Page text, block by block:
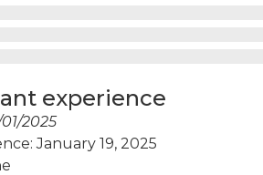
experience
2025
January 19, 2025